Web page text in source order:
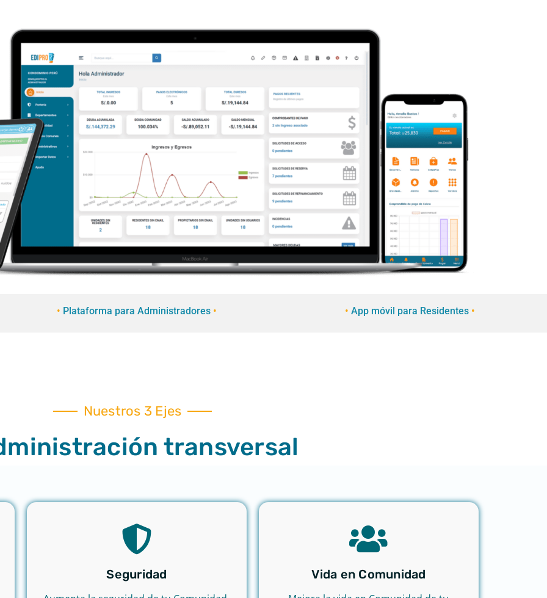
• Plataforma para Administradores • • App móvil para Residentes •
Nuestros 3 Ejes
transversal​
Seguridad Vida en Comunidad